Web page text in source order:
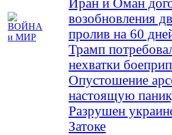
Иран и Оман
возобновления
пролив на 60
Трамп
нехватки
Опустошение
настоящую
Разрушен
Затоке